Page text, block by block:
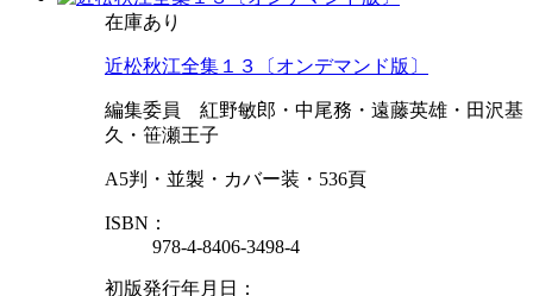
在庫あり
近松秋江全集１３〔オンデマンド版〕
編集委員 紅野敏郎・中尾務・遠藤英雄・田沢基
久・笹瀬王子
A5判・並製・カバー装・536頁
ISBN：
978-4-8406-3498-4
初版発行年月日：